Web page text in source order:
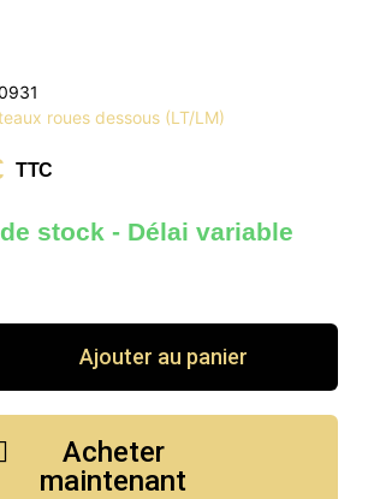
roues dessous (LT/LM)
TTC
stock - Délai variable
Ajouter au panier
Acheter
maintenant